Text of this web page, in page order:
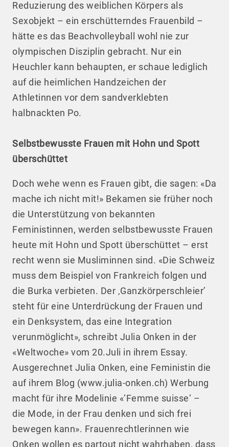
Reduzierung des weiblichen Körpers als
Sexobjekt – ein erschütterndes Frauenbild –
hätte es das Beachvolleyball wohl nie zur
olympischen Disziplin gebracht. Nur ein
Heuchler kann behaupten, er schaue lediglich
auf die heimlichen Handzeichen der
Athletinnen vor dem sandverklebten
halbnackten Po.
Selbstbewusste Frauen mit Hohn und Spott
überschüttet
Doch wehe wenn es Frauen gibt, die sagen: «Da
mache ich nicht mit!» Bekamen sie früher noch
die Unterstützung von bekannten
Feministinnen, werden selbstbewusste Frauen
heute mit Hohn und Spott überschüttet – erst
recht wenn sie Musliminnen sind. «Die Schweiz
muss dem Beispiel von Frankreich folgen und
die Burka verbieten. Der ‚Ganzkörperschleier’
steht für eine Unterdrückung der Frauen und
ein Denksystem, das eine Integration
verunmöglicht», schreibt Julia Onken in der
«Weltwoche» vom 20.Juli in ihrem Essay.
Ausgerechnet Julia Onken, eine Feministin die
auf ihrem Blog (www.julia-onken.ch) Werbung
macht für ihre Modelinie «‘Femme suisse‘ –
die Mode, in der Frau denken und sich frei
bewegen kann». Frauenrechtlerinnen wie
Onken wollen es partout nicht wahrhaben, dass